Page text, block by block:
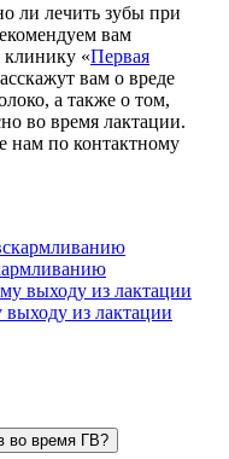
ли лечить зубы при
вам
клинику «Первая
вам о вреде
а также о том,
во время лактации.
нам по контактному
из лактации
во время ГВ?